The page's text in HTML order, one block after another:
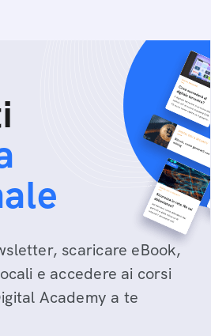
scaricare eBook,
e accedere ai corsi
Academy a te